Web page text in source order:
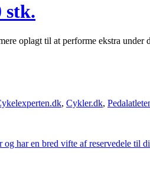
stk.
oplagt til at performe ekstra
, Cykler.dk,
har en bred vifte af reservedele til